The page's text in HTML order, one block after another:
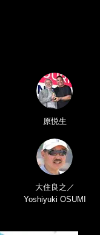
原悦生
大住良之／
Yoshiyuki OSUMI